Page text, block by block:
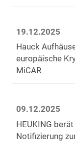
19.12.2025
Hauck
europäische
MiCAR
09.12.2025
HEUKING
Notifizierung